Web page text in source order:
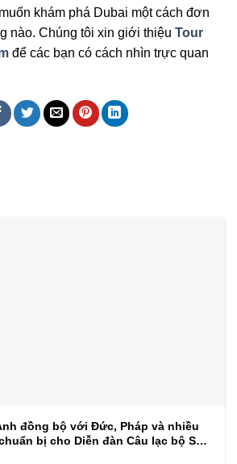
khám phá Dubai một cách đơn
nào. Chúng tôi xin giới thiệu Tour
để các bạn có cách nhìn trực quan
đồng bộ với Đức, Pháp và nhiều
bị cho Diễn đàn Câu lạc bộ Sự